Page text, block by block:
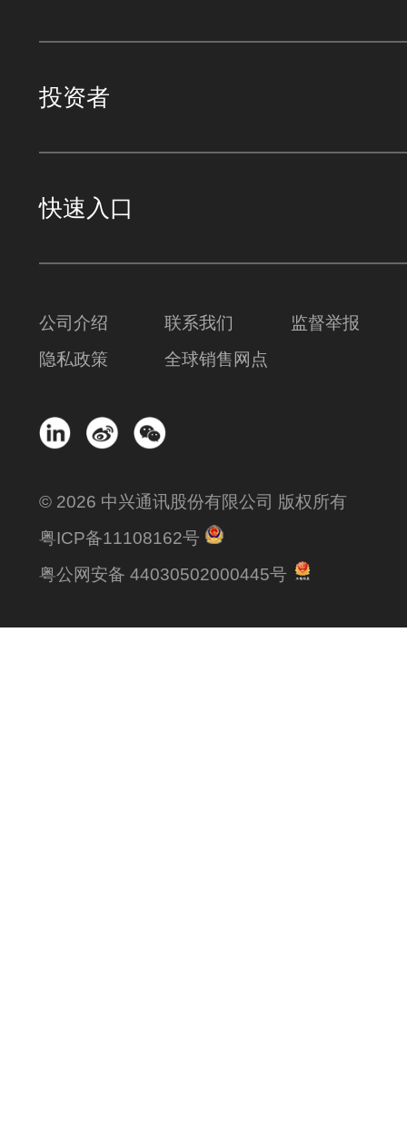
投资者
快速入口
公司介绍 联系我们
监督举报
隐私政策
全球销售网点
© 2026 中兴通讯股份有限公司 版权所有
粤ICP备11108162号
粤公网安备 44030502000445号